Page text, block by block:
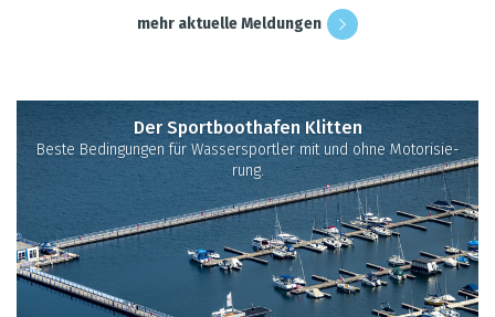
mehr aktu­elle Mel­dun­gen
Der Sport­boot­ha­fen Klit­ten
Beste Bedin­gun­gen für Was­ser­sport­ler mit und ohne Moto­ri­sie­
rung.